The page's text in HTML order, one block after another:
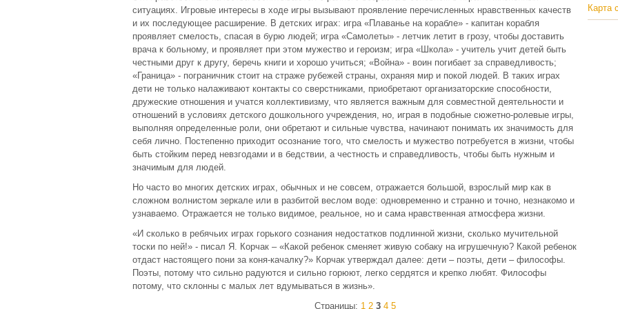
ситуациях. Игровые интересы в ходе игры вызывают проявление перечисленных нравственных качеств
и их последующее расширение. В детских играх: игра «Плаванье на корабле» - капитан корабля
проявляет смелость, спасая в бурю людей; игра «Самолеты» - летчик летит в грозу, чтобы доставить
врача к больному, и проявляет при этом мужество и героизм; игра «Школа» - учитель учит детей быть
честными друг к другу, беречь книги и хорошо учиться; «Война» - воин погибает за справедливость;
«Граница» - пограничник стоит на страже рубежей страны, охраняя мир и покой людей. В таких играх
дети не только налаживают контакты со сверстниками, приобретают организаторские способности,
дружеские отношения и учатся коллективизму, что является важным для совместной деятельности и
отношений в условиях детского дошкольного учреждения, но, играя в подобные сюжетно-ролевые игры,
выполняя определенные роли, они обретают и сильные чувства, начинают понимать их значимость для
себя лично. Постепенно приходит осознание того, что смелость и мужество потребуется в жизни, чтобы
быть стойким перед невзгодами и в бедствии, а честность и справедливость, чтобы быть нужным и
значимым для людей.
Но часто во многих детских играх, обычных и не совсем, отражается большой, взрослый мир как в
сложном волнистом зеркале или в разбитой веслом воде: одновременно и странно и точно, незнакомо и
узнаваемо. Отражается не только видимое, реальное, но и сама нравственная атмосфера жизни.
«И сколько в ребячьих играх горького сознания недостатков подлинной жизни, сколько мучительной
тоски по ней!» - писал Я. Корчак – «Какой ребенок сменяет живую собаку на игрушечную? Какой ребенок
отдаст настоящего пони за коня-качалку?» Корчак утверждал далее: дети – поэты, дети – философы.
Поэты, потому что сильно радуются и сильно горюют, легко сердятся и крепко любят. Философы
потому, что склонны с малых лет вдумываться в жизнь».
Страницы: 1 2 3 4 5
Карта